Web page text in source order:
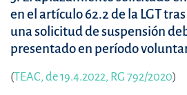
en el artículo 62.2 de la LGT
una solicitud de suspensión
presentado en período
(TEAC, de 19.4.2022, RG 792/2020)